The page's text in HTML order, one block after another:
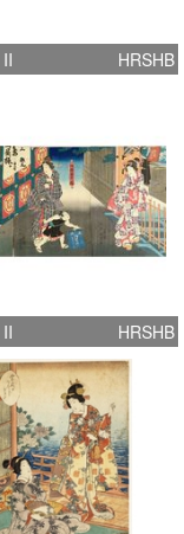
HRSHB
HRSHB